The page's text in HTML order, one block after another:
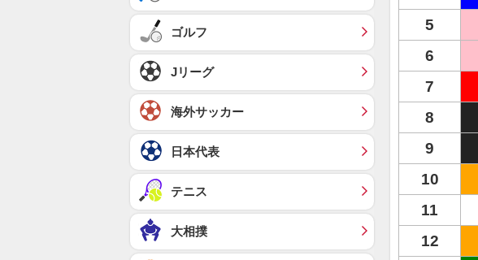
5
6
7
8
9
10
11
12
ゴルフ
Jリーグ
海外サッカー
日本代表
テニス
大相撲